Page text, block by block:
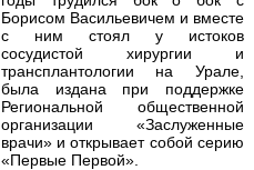
Борисом Васильевичем и вместе
с ним стоял у истоков
сосудистой хирургии и
трансплантологии на Урале,
была издана при поддержке
Региональной общественной
организации «Заслуженные
врачи» и открывает собой серию
«Первые Первой».